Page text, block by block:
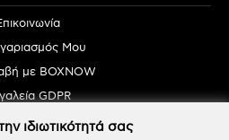
Μου
με BOXNOW
GDPR
ιδιωτικότητά σας